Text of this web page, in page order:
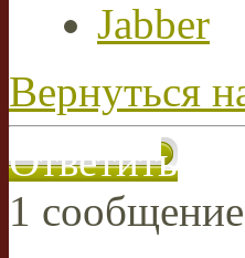
Jabber
Вернуться
Ответить
1